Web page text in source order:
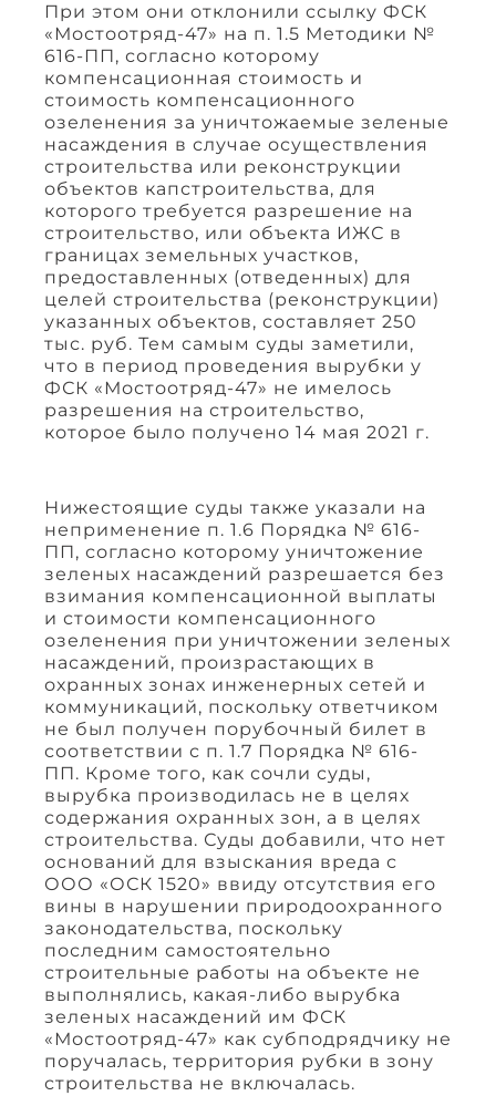
При этом они отклонили ссылку ФСК
«Мостоотряд-47» на п. 1.5 Методики №
616-ПП, согласно которому
компенсационная стоимость и
стоимость компенсационного
озеленения за уничтожаемые зеленые
насаждения в случае осуществления
строительства или реконструкции
объектов капстроительства, для
которого требуется разрешение на
строительство, или объекта ИЖС в
границах земельных участков,
предоставленных (отведенных) для
целей строительства (реконструкции)
указанных объектов, составляет 250
тыс. руб. Тем самым суды заметили,
что в период проведения вырубки у
ФСК «Мостоотряд-47» не имелось
разрешения на строительство,
которое было получено 14 мая 2021 г.
Нижестоящие суды также указали на
неприменение п. 1.6 Порядка № 616-
ПП, согласно которому уничтожение
зеленых насаждений разрешается без
взимания компенсационной выплаты
и стоимости компенсационного
озеленения при уничтожении зеленых
насаждений, произрастающих в
охранных зонах инженерных сетей и
коммуникаций, поскольку ответчиком
не был получен порубочный билет в
соответствии с п. 1.7 Порядка № 616-
ПП. Кроме того, как сочли суды,
вырубка производилась не в целях
содержания охранных зон, а в целях
строительства. Суды добавили, что нет
оснований для взыскания вреда с
ООО «ОСК 1520» ввиду отсутствия его
вины в нарушении природоохранного
законодательства, поскольку
последним самостоятельно
строительные работы на объекте не
выполнялись, какая-либо вырубка
зеленых насаждений им ФСК
«Мостоотряд-47» как субподрядчику не
поручалась, территория рубки в зону
строительства не включалась.